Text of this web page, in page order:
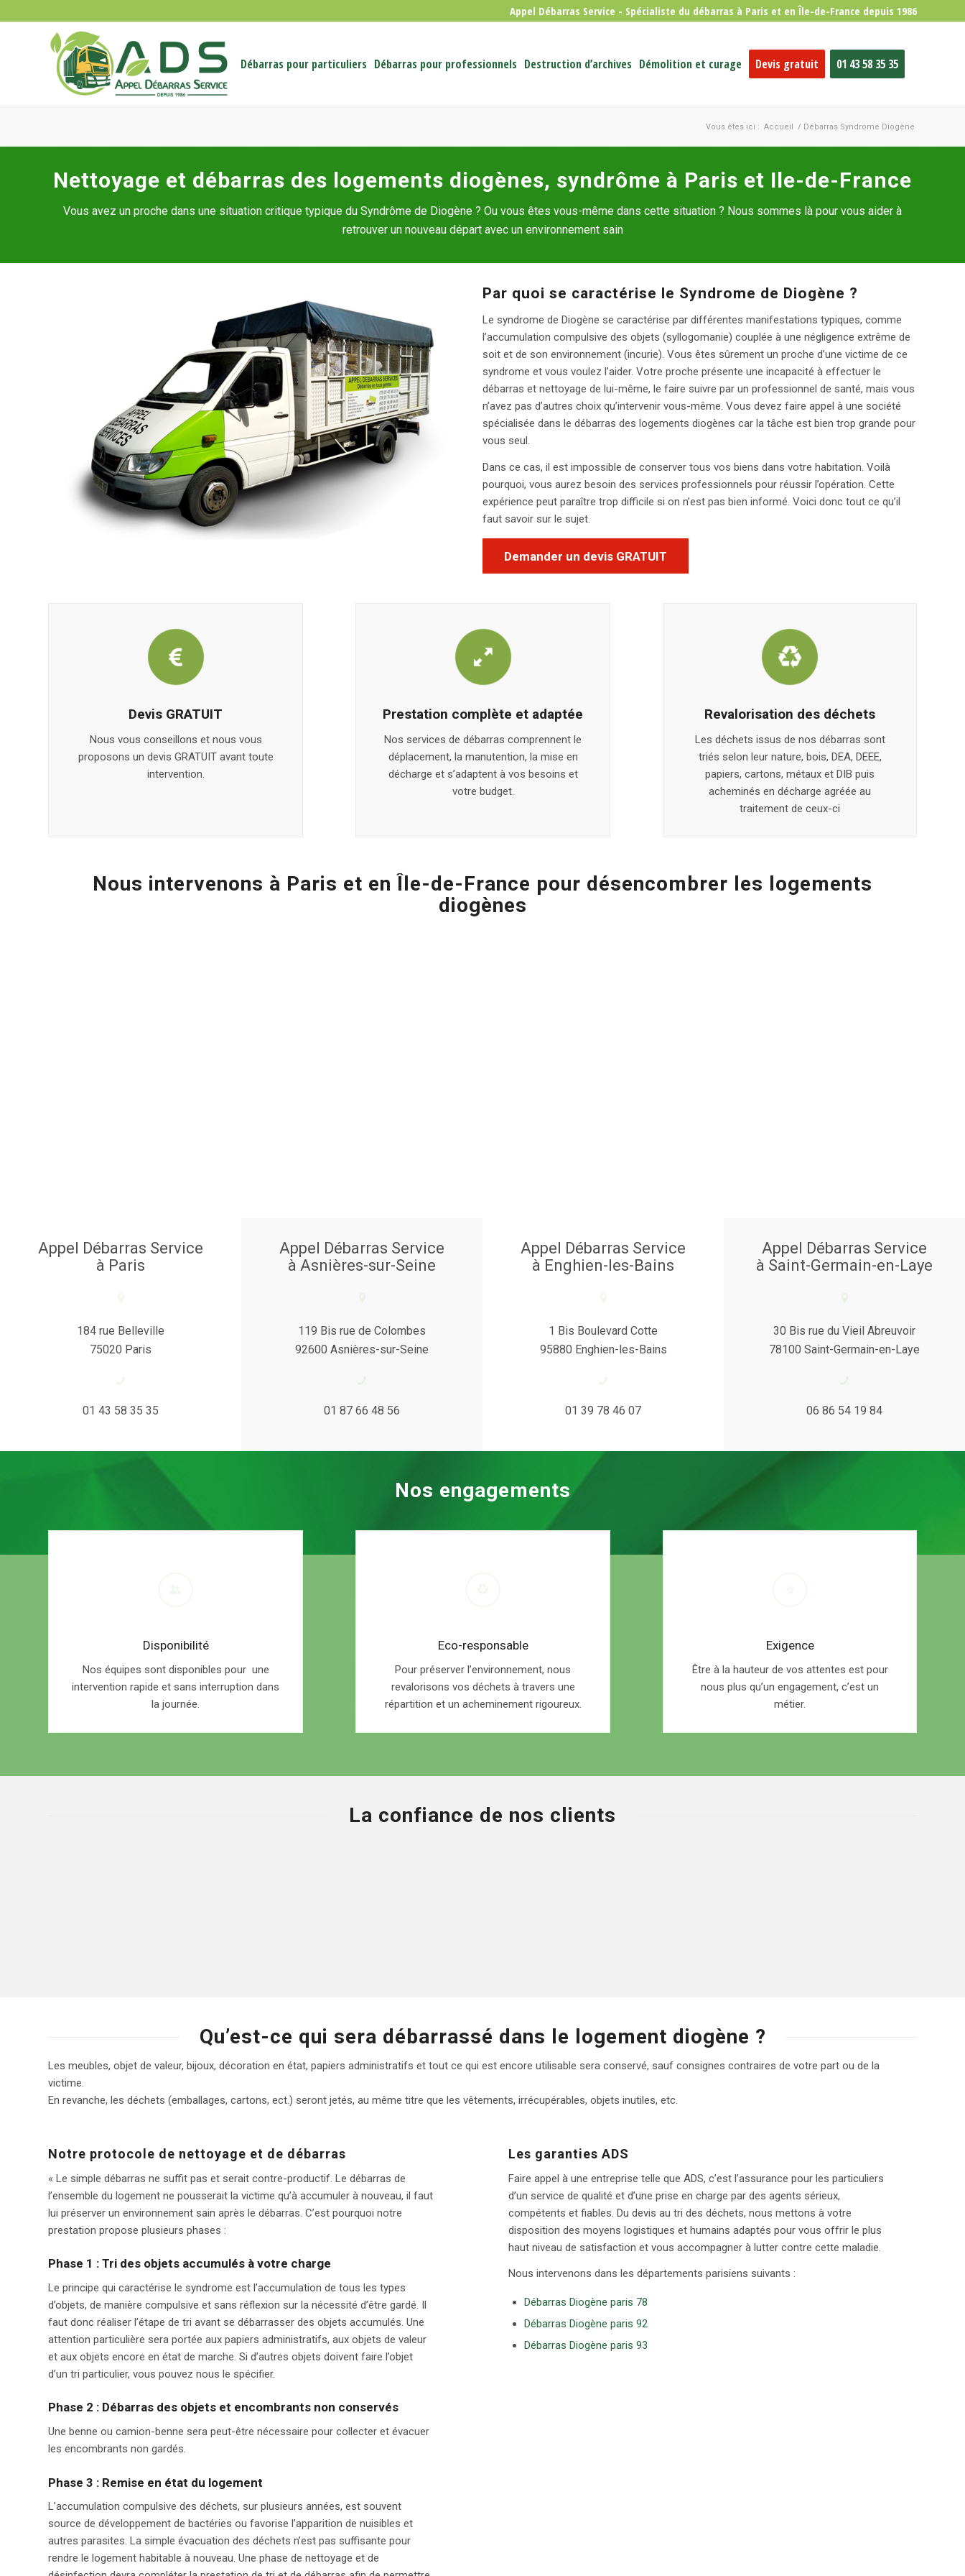
Appel Débarras Service - Spécialiste du débarras à Paris et en Île-de-France depuis 1986
Débarras pour particuliers Débarras pour professionnels Destruction d’archives Démolition et curage Devis gratuit 01 43 58 35 35
Vous êtes ici : Accueil / Débarras Syndrome Diogène
Nettoyage et débarras des logements diogènes, syndrôme à Paris et Ile-de-France
Vous avez un proche dans une situation critique typique du Syndrôme de Diogène ? Ou vous êtes vous-même dans cette situation ? Nous sommes là pour vous aider à
retrouver un nouveau départ avec un environnement sain
Par quoi se caractérise le Syndrome de Diogène ?
Le syndrome de Diogène se caractérise par différentes manifestations typiques, comme
l’accumulation compulsive des objets (syllogomanie) couplée à une négligence extrême de
soit et de son environnement (incurie). Vous êtes sûrement un proche d’une victime de ce
syndrome et vous voulez l’aider. Votre proche présente une incapacité à effectuer le
débarras et nettoyage de lui-même, le faire suivre par un professionnel de santé, mais vous
n’avez pas d’autres choix qu’intervenir vous-même. Vous devez faire appel à une société
spécialisée dans le débarras des logements diogènes car la tâche est bien trop grande pour
vous seul.
Dans ce cas, il est impossible de conserver tous vos biens dans votre habitation. Voilà
pourquoi, vous aurez besoin des services professionnels pour réussir l’opération. Cette
expérience peut paraître trop difficile si on n’est pas bien informé. Voici donc tout ce qu’il
faut savoir sur le sujet.
Demander un devis GRATUIT
Devis GRATUIT
Nous vous conseillons et nous vous
proposons un devis GRATUIT avant toute
intervention.
Prestation complète et adaptée
Nos services de débarras comprennent le
déplacement, la manutention, la mise en
décharge et s’adaptent à vos besoins et
votre budget.
Revalorisation des déchets
Les déchets issus de nos débarras sont
triés selon leur nature, bois, DEA, DEEE,
papiers, cartons, métaux et DIB puis
acheminés en décharge agréée au
traitement de ceux-ci
Nous intervenons à Paris et en Île-de-France pour désencombrer les logements
diogènes
Appel Débarras Service
à Paris
184 rue Belleville
75020 Paris
01 43 58 35 35
Appel Débarras Service
à Asnières-sur-Seine
119 Bis rue de Colombes
92600 Asnières-sur-Seine
01 87 66 48 56
Appel Débarras Service
à Enghien-les-Bains
1 Bis Boulevard Cotte
95880 Enghien-les-Bains
01 39 78 46 07
Appel Débarras Service
à Saint-Germain-en-Laye
30 Bis rue du Vieil Abreuvoir
78100 Saint-Germain-en-Laye
06 86 54 19 84
Nos engagements
Disponibilité
Nos équipes sont disponibles pour une
intervention rapide et sans interruption dans
la journée.
Eco-responsable
Pour préserver l’environnement, nous
revalorisons vos déchets à travers une
répartition et un acheminement rigoureux.
Exigence
Être à la hauteur de vos attentes est pour
nous plus qu’un engagement, c’est un
métier.
La confiance de nos clients
Qu’est-ce qui sera débarrassé dans le logement diogène ?
Les meubles, objet de valeur, bijoux, décoration en état, papiers administratifs et tout ce qui est encore utilisable sera conservé, sauf consignes contraires de votre part ou de la
victime.
En revanche, les déchets (emballages, cartons, ect.) seront jetés, au même titre que les vêtements, irrécupérables, objets inutiles, etc.
Notre protocole de nettoyage et de débarras
« Le simple débarras ne suffit pas et serait contre-productif. Le débarras de
l’ensemble du logement ne pousserait la victime qu’à accumuler à nouveau, il faut
lui préserver un environnement sain après le débarras. C’est pourquoi notre
prestation propose plusieurs phases :
Phase 1 : Tri des objets accumulés à votre charge
Le principe qui caractérise le syndrome est l’accumulation de tous les types
d’objets, de manière compulsive et sans réflexion sur la nécessité d’être gardé. Il
faut donc réaliser l’étape de tri avant se débarrasser des objets accumulés. Une
attention particulière sera portée aux papiers administratifs, aux objets de valeur
et aux objets encore en état de marche. Si d’autres objets doivent faire l’objet
d’un tri particulier, vous pouvez nous le spécifier.
Phase 2 : Débarras des objets et encombrants non conservés
Une benne ou camion-benne sera peut-être nécessaire pour collecter et évacuer
les encombrants non gardés.
Phase 3 : Remise en état du logement
L’accumulation compulsive des déchets, sur plusieurs années, est souvent
source de développement de bactéries ou favorise l’apparition de nuisibles et
autres parasites. La simple évacuation des déchets n’est pas suffisante pour
rendre le logement habitable à nouveau. Une phase de nettoyage et de
Les garanties ADS
Faire appel à une entreprise telle que ADS, c’est l’assurance pour les particuliers
d’un service de qualité et d’une prise en charge par des agents sérieux,
compétents et fiables. Du devis au tri des déchets, nous mettons à votre
disposition des moyens logistiques et humains adaptés pour vous offrir le plus
haut niveau de satisfaction et vous accompagner à lutter contre cette maladie.
Nous intervenons dans les départements parisiens suivants :
Débarras Diogène paris 78
Débarras Diogène paris 92
Débarras Diogène paris 93